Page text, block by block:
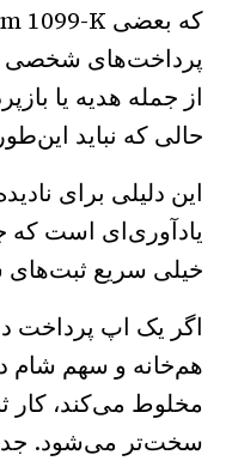
پرداخت‌های شخصی
از جمله هدیه یا
حالی که نباید
این دلیلی برای
یادآوری‌ای است که
خیلی سریع
اگر یک اپ پرداخت
هم‌خانه و سهم شام
مخلوط می‌کند، کار
سخت‌تر می‌شود.